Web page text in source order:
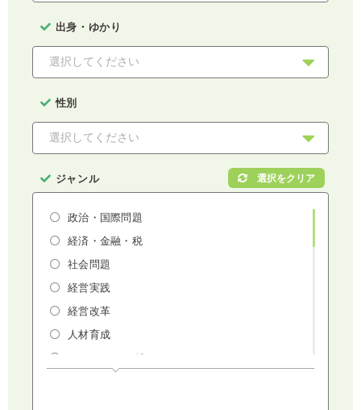
出身・ゆかり
性別
ジャンル
政治・国際問題
経済・金融・税
社会問題
経営実践
経営改革
人材育成
マーケティング